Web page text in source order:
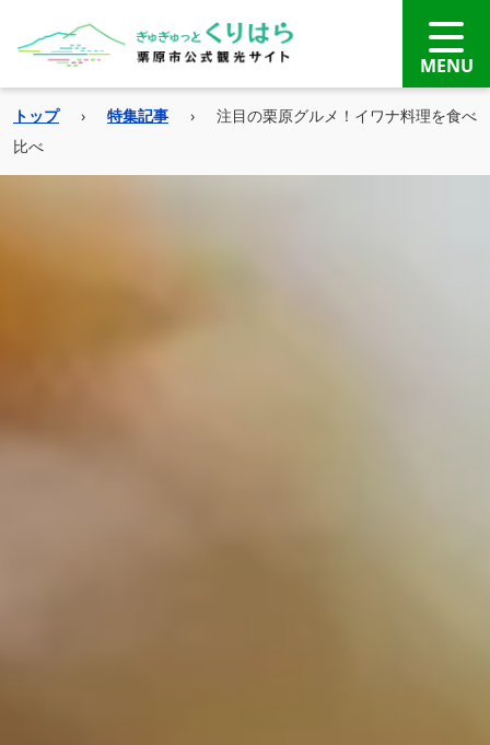
トップ › 特集記事 ›
注目の栗原グルメ！イワナ料理を食べ
比べ